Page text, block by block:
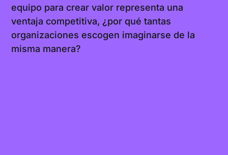
equipo para crear valor representa una
ventaja competitiva, ¿por qué tantas
organizaciones escogen imaginarse de la
misma manera?